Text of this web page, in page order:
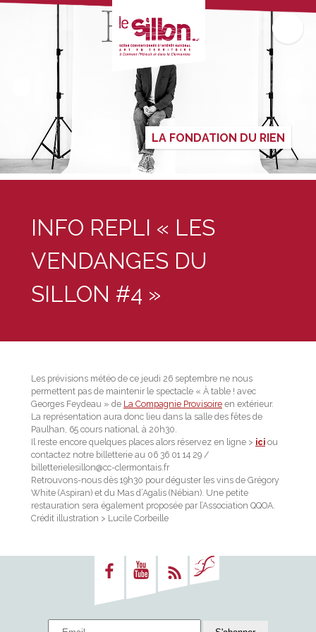
LA FONDATION DU RIEN
INFO REPLI « LES
VENDANGES DU
SILLON #4 »
Les prévisions météo de ce jeudi 26 septembre ne nous
permettent pas de maintenir le spectacle « À table ! avec
Georges Feydeau » de La Compagnie Provisoire en extérieur.
La représentation aura donc lieu dans la salle des fêtes de
Paulhan, 65 cours national, à 20h30.
Il reste encore quelques places alors réservez en ligne > ici ou
contactez notre billetterie au 06 36 01 14 29 /
billetterielesillon@cc-clermontais.fr
Retrouvons-nous dès 19h30 pour déguster les vins de Grégory
White (Aspiran) et du Mas d’Agalis (Nébian). Une petite
restauration sera également proposée par l’Association QQOA.
Crédit illustration > Lucile Corbeille